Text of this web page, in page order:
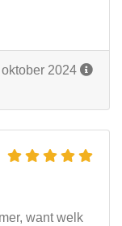
2024
want welk